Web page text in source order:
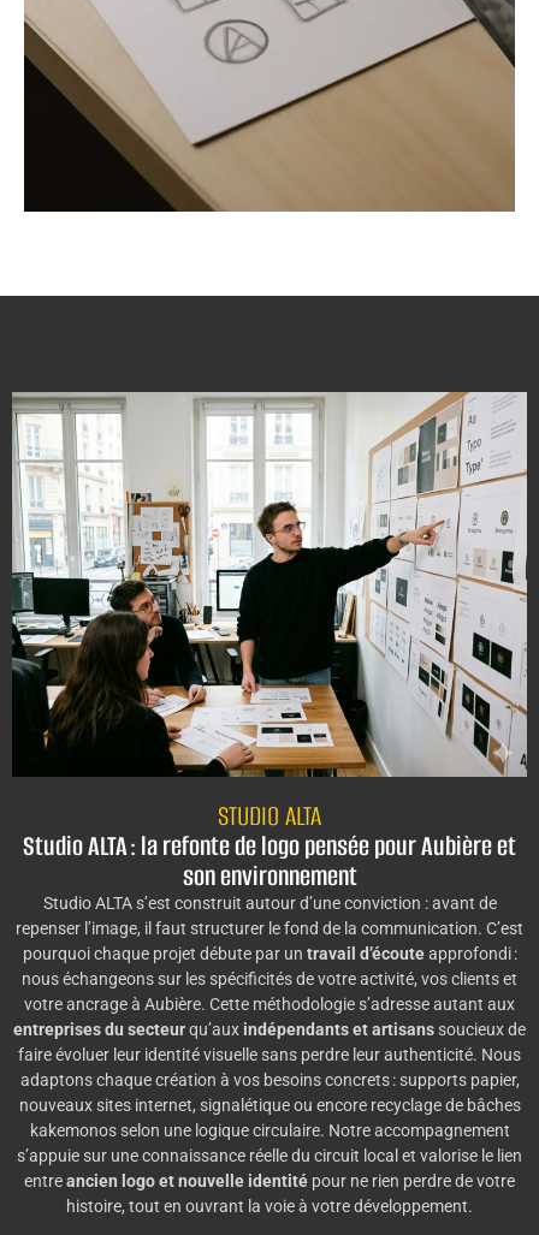
STUDIO ALTA
Studio ALTA : la refonte de logo pensée pour Aubière et
son environnement
Studio ALTA s’est construit autour d’une conviction : avant de
repenser l’image, il faut structurer le fond de la communication. C’est
pourquoi chaque projet débute par un travail d’écouteapprofondi :
nous échangeons sur les spécificités de votre activité, vos clients et
votre ancrage à Aubière. Cette méthodologie s’adresse autant aux
entreprises du secteurqu’aux indépendants et artisans soucieux de
faire évoluer leur identité visuelle sans perdre leur authenticité. Nous
adaptons chaque création à vos besoins concrets : supports papier,
nouveaux sites internet, signalétique ou encore recyclage de bâches
kakemonos selon une logique circulaire. Notre accompagnement
s’appuie sur une connaissance réelle du circuit local et valorise le lien
entreancien logo et nouvelle identité pour ne rien perdre de votre
histoire, tout en ouvrant la voie à votre développement.